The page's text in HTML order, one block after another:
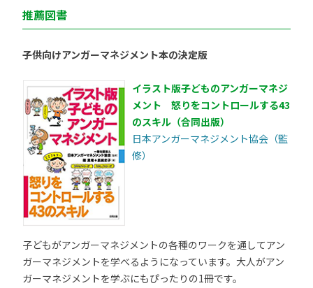
推薦図書
子供向けアンガーマネジメント本の決定版
イラスト版子どものアンガーマネジ
メント 怒りをコントロールする43
のスキル（合同出版）
日本アンガーマネジメント協会（監
修）
子どもがアンガーマネジメントの各種のワークを通してアン
ガーマネジメントを学べるようになっています。大人がアン
ガーマネジメントを学ぶにもぴったりの1冊です。